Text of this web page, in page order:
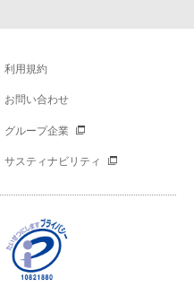
利用規約
お問い合わせ
グループ企業
サスティナビリティ